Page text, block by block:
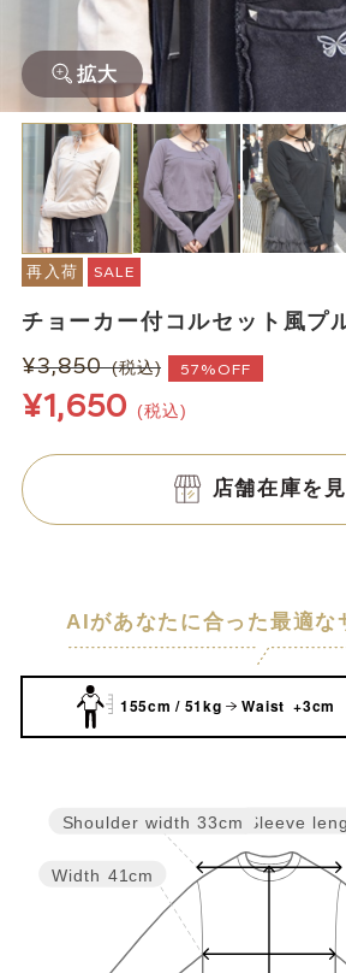
拡大
再入荷 SALE
チョーカー付コルセット風プ
¥3,850 (税込) 57%OFF
¥1,650 (税込)
店舗在庫を
AIがあなたに合った最適な
155cm / 51kg Waist +3cm
Sleeve
Width 41cm
Shoulder width 33cm